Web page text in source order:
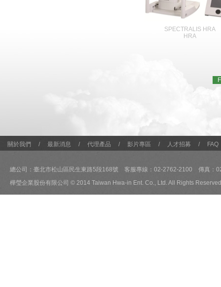
SPECTRALIS HRA
HRA
關於我們 / 最新消息 / 代理產品 / 影片專區 / 人才招募 / FAQ
總公司：臺北市松山區民生東路5段168號 客服專線：02-2762-2100 傳真：
樺瑩企業股份有限公司 © 2014 Taiwan Hwa-in Ent. Co., Ltd. All Rights